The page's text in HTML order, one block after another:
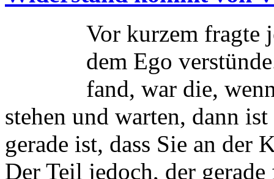
Vor kurzem fragte
dem Ego
fand, war die,
stehen und warten, dann
gerade ist, dass Sie an der
Der Teil jedoch, der